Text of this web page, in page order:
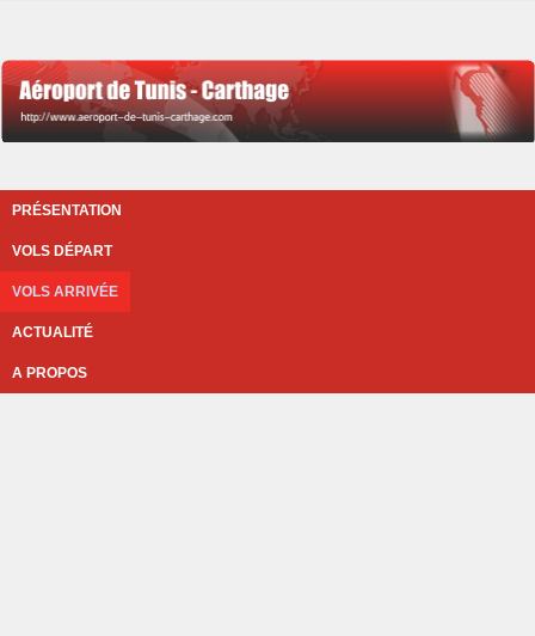
PRÉSENTATION
VOLS DÉPART
VOLS ARRIVÉE
ACTUALITÉ
A PROPOS